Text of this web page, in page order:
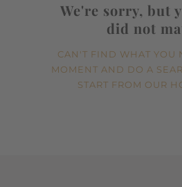
We're sorry, but
did not
CAN'T FIND WHAT YOU
MOMENT AND DO A
START FROM OUR